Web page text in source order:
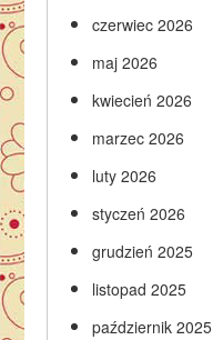
czerwiec 2026
maj 2026
kwiecień 2026
marzec 2026
luty 2026
styczeń 2026
grudzień 2025
listopad 2025
październik 2025